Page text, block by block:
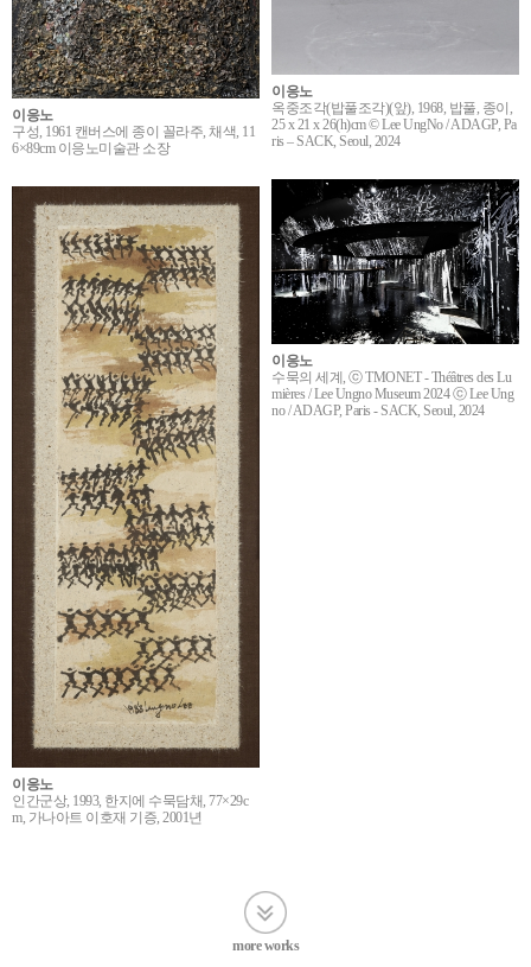
이응노
옥중조각(밥풀조각)(앞), 1968, 밥풀, 종이,
25 x 21 x 26(h)cm © Lee UngNo / ADAGP, Pa
ris – SACK, Seoul, 2024
이응노
구성, 1961 캔버스에 종이 꼴라주, 채색, 11
6×89cm 이응노미술관 소장
이응노
수묵의 세계, ⓒ TMONET - Théâtres des Lu
mières / Lee Ungno Museum 2024 ⓒ Lee Ung
no / ADAGP, Paris - SACK, Seoul, 2024
이응노
인간군상, 1993, 한지에 수묵담채, 77×29c
m, 가나아트 이호재 기증, 2001년
more works